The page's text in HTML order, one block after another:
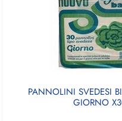
PANNOLINI SVEDESI
GIORNO